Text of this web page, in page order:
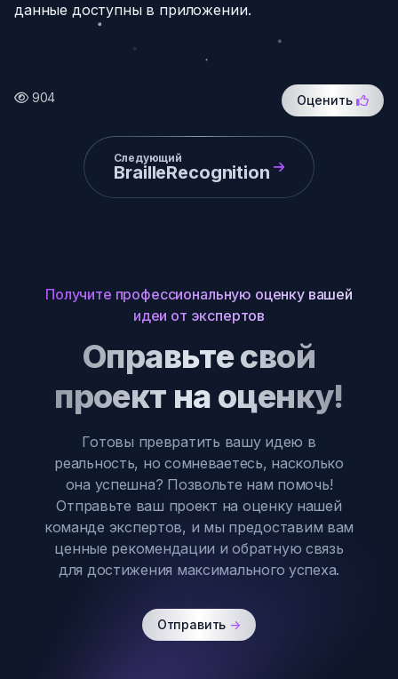
данные доступны в приложении.
904 Оценить
Следующий
BrailleRecognition
Получите профессиональную оценку вашей
идеи от экспертов
Оправьте свой
проект на оценку!
Готовы превратить вашу идею в
реальность, но сомневаетесь, насколько
она успешна? Позвольте нам помочь!
Отправьте ваш проект на оценку нашей
команде экспертов, и мы предоставим вам
ценные рекомендации и обратную связь
для достижения максимального успеха.
Отправить ->